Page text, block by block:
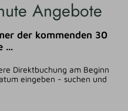
Angebote
der kommenden 30
...
Direktbuchung am Beginn
eingeben - suchen und